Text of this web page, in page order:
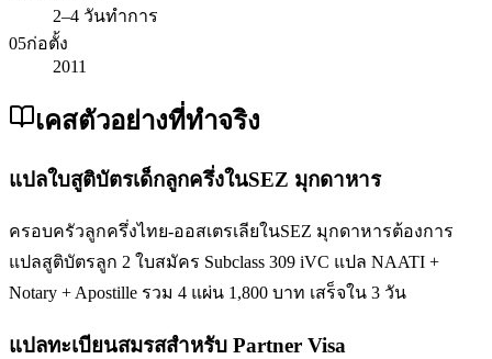
2–4 วันทำการ
05ก่อตั้ง
2011
เคสตัวอย่างที่ทำจริง
แปลใบสูติบัตรเด็กลูกครึ่งในSEZ มุกดาหาร
ครอบครัวลูกครึ่งไทย-ออสเตรเลียในSEZ มุกดาหารต้องการ
แปลสูติบัตรลูก 2 ใบสมัคร Subclass 309 iVC แปล NAATI +
Notary + Apostille รวม 4 แผ่น 1,800 บาท เสร็จใน 3 วัน
แปลทะเบียนสมรสสำหรับ Partner Visa